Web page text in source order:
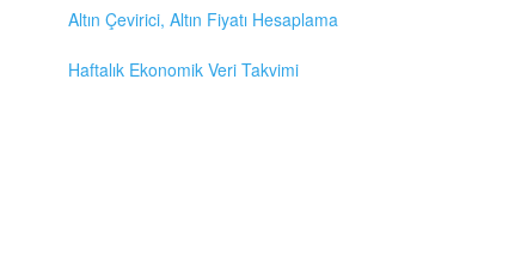
Altın Çevirici, Altın Fiyatı Hesaplama
Haftalık Ekonomik Veri Takvimi